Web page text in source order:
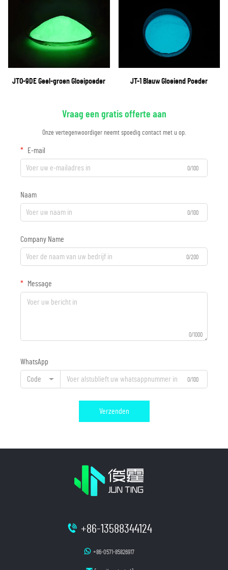
JTO-9DE Geel-groen Gloeipoeder JT-1 Blauw Gloeiend Poeder
Vraag een gratis offerte aan
Onze vertegenwoordiger neemt spoedig contact met u op.
E-mail
0/100
Naam
0/100
Company Name
0/200
Message
0/1000
WhatsApp
Code 0/100
Verzenden
+86-13588344124
+86-0571-85826917